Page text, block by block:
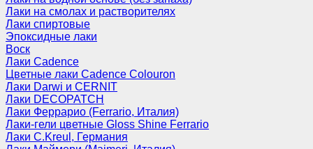
Лаки на смолах и растворителях
Лаки спиртовые
Эпоксидные лаки
Воск
Лаки Cadence
Цветные лаки Cadence Colouron
Лаки Darwi и CERNIT
Лаки DECOPATCH
Лаки Феррарио (Ferrario, Италия)
Лаки-гели цветные Gloss Shine Ferrario
Лаки C.Kreul, Германия